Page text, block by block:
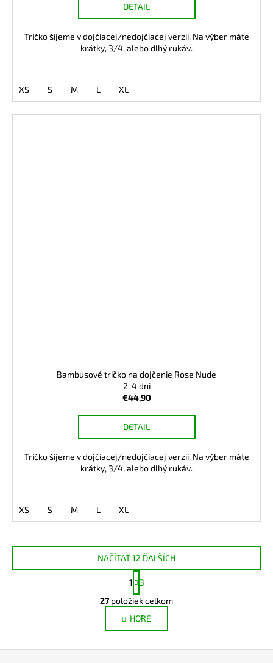
DETAIL
Tričko šijeme v dojčiacej/nedojčiacej verzii. Na výber máte
krátky, 3/4, alebo dlhý rukáv.
XS S M L XL
Bambusové tričko na dojčenie Rose Nude
2-4 dni
€44,90
DETAIL
Tričko šijeme v dojčiacej/nedojčiacej verzii. Na výber máte
krátky, 3/4, alebo dlhý rukáv.
XS S M L XL
O
v
l
á
d
NAČÍTAŤ 12 ĎALŠÍCH
S
t
r
á
n
k
1
3
27 položiek celkom
HORE